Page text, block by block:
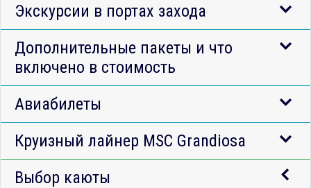
Экскурсии в портах захода
Дополнительные пакеты и что
включено в стоимость
Авиабилеты
Круизный лайнер MSC Grandiosa
Выбор каюты